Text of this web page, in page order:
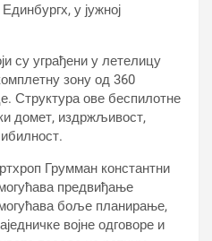
у јужној
су уграђени у летелицу
зону од 360
Структура ове беспилотне
домет, издржљивост,
Грумман константни
предвиђање
боље планирање,
војне одговоре и